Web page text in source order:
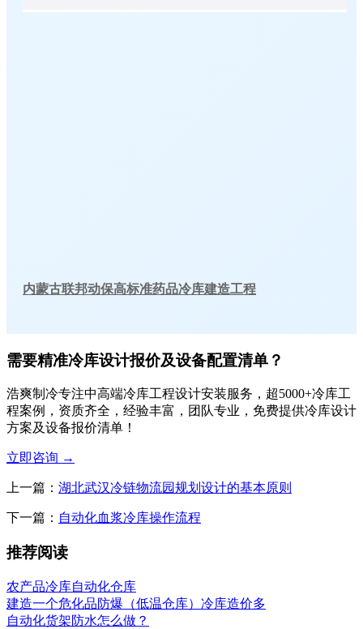
内蒙古联邦动保高标准药品冷库建造工程
需要精准冷库设计报价及设备配置清单？
浩爽制冷专注中高端冷库工程设计安装服务，超5000+冷库工
程案例，资质齐全，经验丰富，团队专业，免费提供冷库设计
方案及设备报价清单！
立即咨询 →
上一篇： 湖北武汉冷链物流园规划设计的基本原则
下一篇： 自动化血浆冷库操作流程
推荐阅读
农产品冷库自动化仓库
建造一个危化品防爆（低温仓库）冷库造价多
自动化货架防水怎么做？